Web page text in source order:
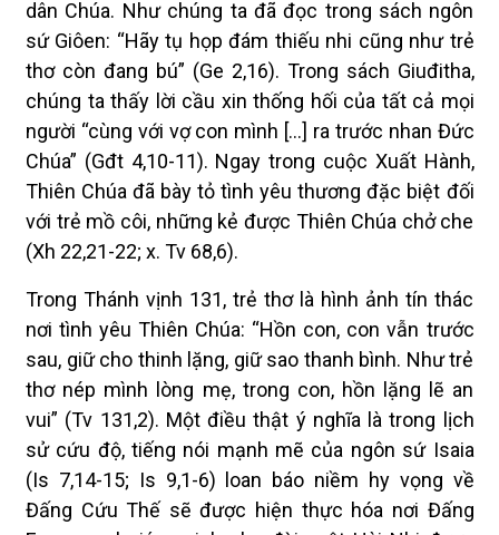
dân Chúa. Như chúng ta đã đọc trong sách ngôn
sứ Giôen: “Hãy tụ họp đám thiếu nhi cũng như trẻ
thơ còn đang bú” (Ge 2,16). Trong sách Giuđitha,
chúng ta thấy lời cầu xin thống hối của tất cả mọi
người “cùng với vợ con mình […] ra trước nhan Đức
Chúa” (Gđt 4,10-11). Ngay trong cuộc Xuất Hành,
Thiên Chúa đã bày tỏ tình yêu thương đặc biệt đối
với trẻ mồ côi, những kẻ được Thiên Chúa chở che
(Xh 22,21-22; x. Tv 68,6).
Trong Thánh vịnh 131, trẻ thơ là hình ảnh tín thác
nơi tình yêu Thiên Chúa: “Hồn con, con vẫn trước
sau, giữ cho thinh lặng, giữ sao thanh bình. Như trẻ
thơ nép mình lòng mẹ, trong con, hồn lặng lẽ an
vui” (Tv 131,2). Một điều thật ý nghĩa là trong lịch
sử cứu độ, tiếng nói mạnh mẽ của ngôn sứ Isaia
(Is 7,14-15; Is 9,1-6) loan báo niềm hy vọng về
Đấng Cứu Thế sẽ được hiện thực hóa nơi Đấng